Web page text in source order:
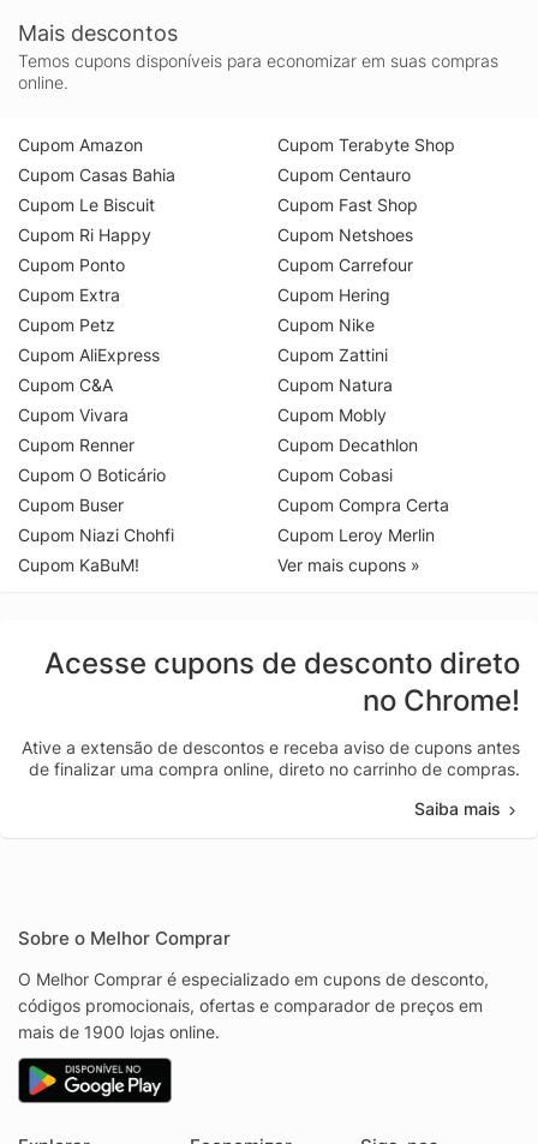
Mais descontos
Temos cupons disponíveis para economizar em suas compras
online.
Cupom Amazon
Cupom Casas Bahia
Cupom Le Biscuit
Cupom Ri Happy
Cupom Ponto
Cupom Extra
Cupom Petz
Cupom AliExpress
Cupom C&A
Cupom Vivara
Cupom Renner
Cupom O Boticário
Cupom Buser
Cupom Niazi Chohfi
Cupom KaBuM!
Cupom Terabyte Shop
Cupom Centauro
Cupom Fast Shop
Cupom Netshoes
Cupom Carrefour
Cupom Hering
Cupom Nike
Cupom Zattini
Cupom Natura
Cupom Mobly
Cupom Decathlon
Cupom Cobasi
Cupom Compra Certa
Cupom Leroy Merlin
Ver mais cupons »
Acesse cupons de desconto direto
no Chrome!
Ative a extensão de descontos e receba aviso de cupons antes
de finalizar uma compra online, direto no carrinho de compras.
Saiba mais
Sobre o Melhor Comprar
O Melhor Comprar é especializado em cupons de desconto,
códigos promocionais, ofertas e comparador de preços em
mais de 1900 lojas online.